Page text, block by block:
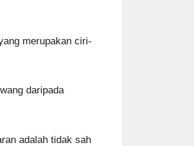
merupakan ciri-
daripada
adalah tidak sah